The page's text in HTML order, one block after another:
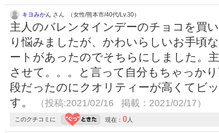
キヨみかん さん （女性/熊本市/40代/Lv.30）
主人のバレンタインデーのチョコを買
り悩みましたが、かわいらしいお手頃
ートがあったのでそちらにしました。
させて。。。と言って自分もちゃっか
段だったのにクオリティーが高くてビ
す。
（投稿:2021/02/16 掲載：2021/02/17）
このクチコミに 現在： 0人